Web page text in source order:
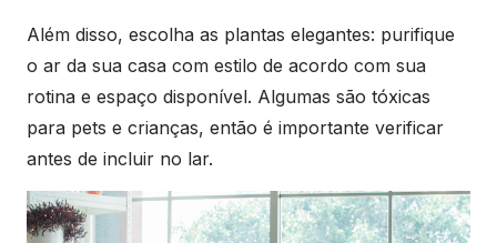
Além disso, escolha as plantas elegantes: purifique
o ar da sua casa com estilo de acordo com sua
rotina e espaço disponível. Algumas são tóxicas
para pets e crianças, então é importante verificar
antes de incluir no lar.